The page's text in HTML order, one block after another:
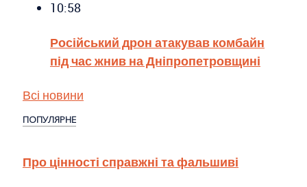
10:58
Російський дрон атакував комбайн
під час жнив на Дніпропетровщині
Всі новини
ПОПУЛЯРНЕ
Про цінності справжні та фальшиві